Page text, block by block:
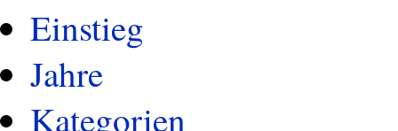
Einstieg
Jahre
Kategorien